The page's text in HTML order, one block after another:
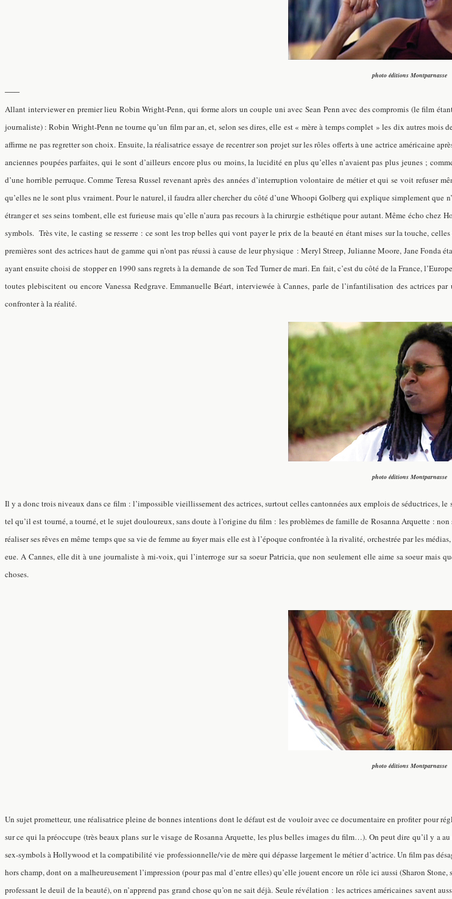
photo éditions Montparnasse
—–
Allant interviewer en premier lieu Robin Wright-Penn, qui forme alors un couple uni avec Sean Pennavec des compromis (le film
journaliste) : Robin Wright-Penn ne tourne qu’un film par an, et, selon ses dires, elle est « mère à temps complet » les dix autres mois
affirme ne pas regretter son choix. Ensuite, la réalisatrice essaye de recentrer son projet sur les rôles offerts à une actrice américaine
anciennes poupées parfaites, qui le sont d’ailleurs encore plus ou moins, la lucidité en plus qu’elles n’avaient pas plus jeunes ;
d’une horrible perruque. Comme Teresa Russel revenant après des années d’interruption volontaire de métier et qui se voit refuser
qu’elles ne le sont plus vraiment. Pour le naturel, il faudra aller chercher du côté d’une Whoopi Golberg qui explique simplement que
étranger et ses seins tombent, elle est furieuse mais qu’elle n’aura pas recours à la chirurgie esthétique pour autant. Même écho
symbols. Très vite, le casting se resserre : ce sont les trop belles qui vont payer le prix de la beauté en étant mises sur la touche,
premières sont des actrices haut de gamme qui n’ont pas réussi à cause de leur physique : Meryl Streep, Julianne Moore, Jane
ayant ensuite choisi de stopper en 1990 sans regrets à la demande de son Ted Turner de mari. En fait, c’est du côté de la France,
toutes plebiscitent ou encore Vanessa Redgrave. Emmanuelle Béart, interviewée à Cannes, parle de l’infantilisation des actrices
confronter à la réalité.
photo éditions Montparnasse
Il y a donc trois niveaux dans ce film : l’impossible vieillissement des actrices, surtout celles cantonnées aux emplois de séductrices,
tel qu’il est tourné, a tourné, et le sujet douloureux, sans doute à l’origine du film : les problèmes de famille de Rosanna Arquette :
réaliser ses rêves en même temps que sa vie de femme au foyer mais elle est à l’époque confrontée à la rivalité, orchestrée par les
eue. A Cannes, elle dit à une journaliste à mi-voix, qui l’interroge sur sa soeur Patricia, que non seulement elle aime sa soeur mais
choses.
photo éditions Montparnasse
Un sujet prometteur, une réalisatrice pleine de bonnes intentions dont le défaut est de vouloir avec ce documentaire en profiter pour
sur ce qui la préoccupe (très beaux plans sur le visage de Rosanna Arquette, les plus belles images du film…). On peut dire qu’il y a
sex-symbols à Hollywood et la compatibilité vie professionnelle/vie de mère qui dépasse largement le métier d’actrice. Un film pas
hors champ, dont on a malheureusement l’impression (pour pas mal d’entre elles) qu’elle jouent encore un rôle ici aussi (Sharon
professant le deuil de la beauté), on n’apprend pas grand chose qu’on ne sait déjà. Seule révélation : les actrices américaines savent